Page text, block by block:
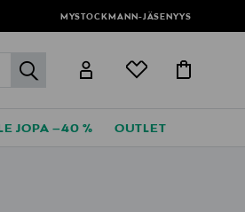
MYSTOCKMANN-JÄSENYYS
label.header.go
JOPA –40 % OUTLET